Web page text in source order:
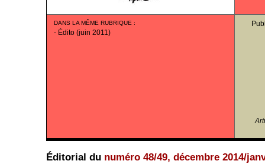
DANS LA MÊME RUBRIQUE :
- Édito (juin 2011)
Éditorial du numéro 48/49, décembre 2014/